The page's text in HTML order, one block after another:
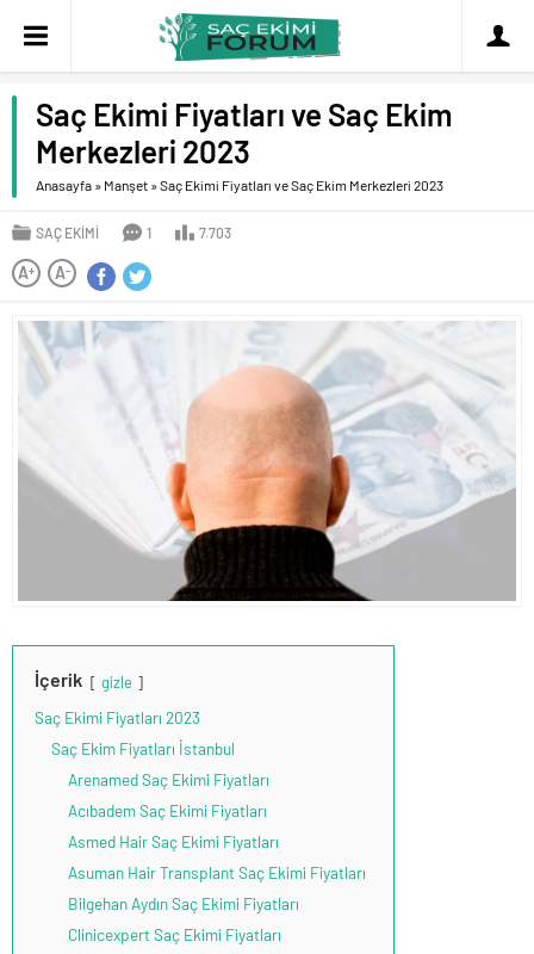
Saç Ekimi Fiyatları ve Saç Ekim
Merkezleri 2023
Anasayfa » Manşet »Saç Ekimi Fiyatları ve Saç Ekim Merkezleri 2023
SAÇ EKIMI 1 7.703
A+ A-
İçerik gizle
Saç Ekimi Fiyatları 2023
Saç Ekim Fiyatları İstanbul
Arenamed Saç Ekimi Fiyatları
Acıbadem Saç Ekimi Fiyatları
Asmed Hair Saç Ekimi Fiyatları
Asuman Hair Transplant Saç Ekimi Fiyatları
Bilgehan Aydın Saç Ekimi Fiyatları
Clinicexpert Saç Ekimi Fiyatları